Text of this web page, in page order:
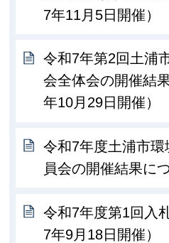
7年11月5日開催）
令和7年第2回土浦
会全体会の開催結
年10月29日開催）
令和7年度土浦市
員会の開催結果に
令和7年度第1回入
7年9月18日開催）